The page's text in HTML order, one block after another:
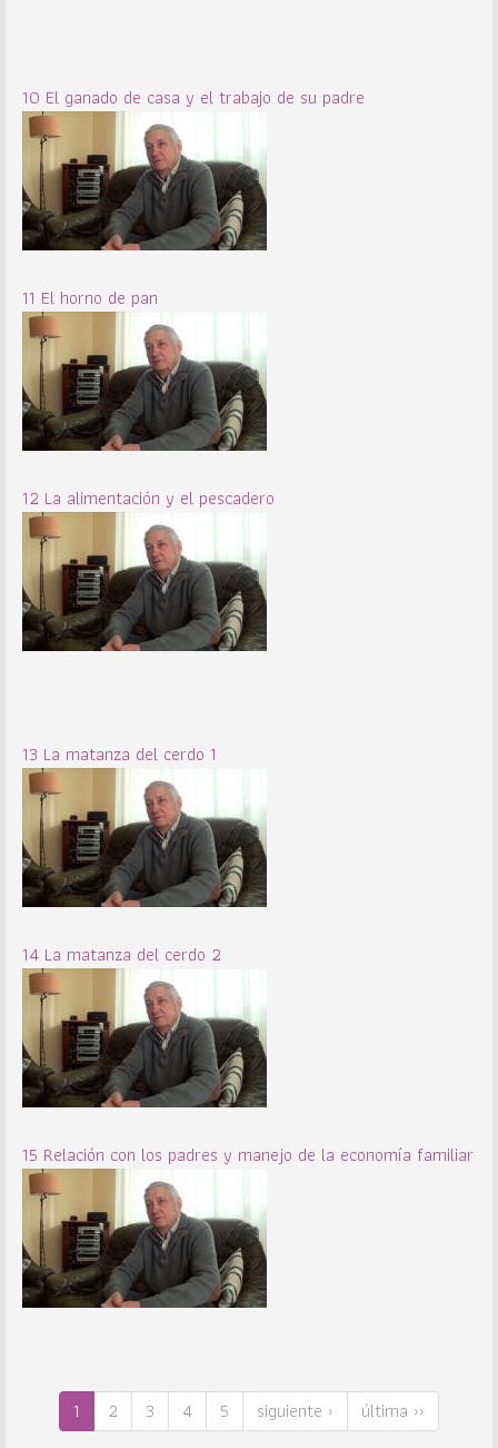
10 El ganado de casa y el trabajo de su padre
11 El horno de pan
12 La alimentación y el pescadero
13 La matanza del cerdo 1
14 La matanza del cerdo 2
15 Relación con los padres y manejo de la economía familiar
1 2 3 4 5 siguiente › última ››